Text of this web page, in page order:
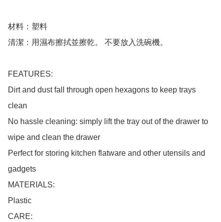
材料：塑料
清潔：用濕布擦拭並擦乾。 不要放入洗碗機。
FEATURES:
Dirt and dust fall through open hexagons to keep trays
clean
No hassle cleaning: simply lift the tray out of the drawer to
wipe and clean the drawer
Perfect for storing kitchen flatware and other utensils and
gadgets
MATERIALS:
Plastic
CARE: